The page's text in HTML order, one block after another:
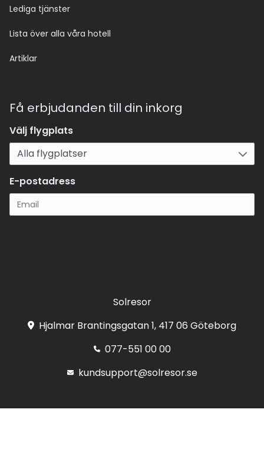
Lediga tjänster
Lista över alla våra hotell
Artiklar
Få erbjudanden till din inkorg
Välj flygplats
E-postadress
Solresor
Hjalmar Brantingsgatan 1, 417 06 Göteborg
077-551 00 00
kundsupport@solresor.se